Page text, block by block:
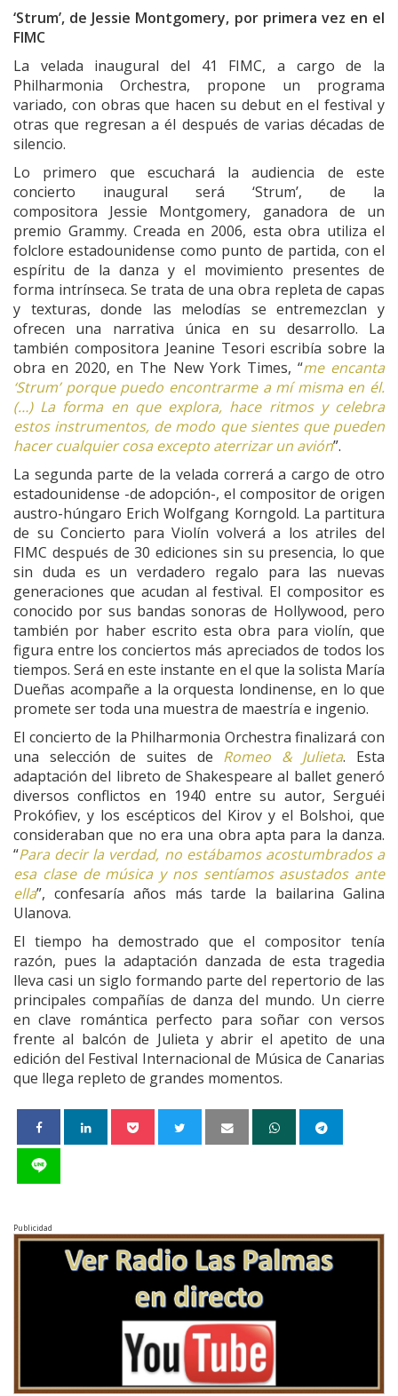
‘Strum’, de Jessie Montgomery, por primera vez en el
FIMC
La velada inaugural del 41 FIMC, a cargo de la
Philharmonia Orchestra, propone un programa
variado, con obras que hacen su debut en el festival y
otras que regresan a él después de varias décadas de
silencio.
Lo primero que escuchará la audiencia de este
concierto inaugural será ‘Strum’, de la
compositora Jessie Montgomery, ganadora de un
premio Grammy. Creada en 2006, esta obra utiliza el
folclore estadounidense como punto de partida, con el
espíritu de la danza y el movimiento presentes de
forma intrínseca. Se trata de una obra repleta de capas
y texturas, donde las melodías se entremezclan y
ofrecen una narrativa única en su desarrollo. La
también compositora Jeanine Tesori escribía sobre la
obra en 2020, en The New York Times, “me encanta
‘Strum’ porque puedo encontrarme a mí misma en él.
(…) La forma en que explora, hace ritmos y celebra
estos instrumentos, de modo que sientes que pueden
hacer cualquier cosa excepto aterrizar un avión”.
La segunda parte de la velada correrá a cargo de otro
estadounidense -de adopción-, el compositor de origen
austro-húngaro Erich Wolfgang Korngold. La partitura
de su Concierto para Violín volverá a los atriles del
FIMC después de 30 ediciones sin su presencia, lo que
sin duda es un verdadero regalo para las nuevas
generaciones que acudan al festival. El compositor es
conocido por sus bandas sonoras de Hollywood, pero
también por haber escrito esta obra para violín, que
figura entre los conciertos más apreciados de todos los
tiempos. Será en este instante en el que la solista María
Dueñas acompañe a la orquesta londinense, en lo que
promete ser toda una muestra de maestría e ingenio.
El concierto de la Philharmonia Orchestra finalizará con
una selección de suites de Romeo & Julieta. Esta
adaptación del libreto de Shakespeare al ballet generó
diversos conflictos en 1940 entre su autor, Serguéi
Prokófiev, y los escépticos del Kirov y el Bolshoi, que
consideraban que no era una obra apta para la danza.
“Para decir la verdad, no estábamos acostumbrados a
esa clase de música y nos sentíamos asustados ante
ella”, confesaría años más tarde la bailarina Galina
Ulanova.
El tiempo ha demostrado que el compositor tenía
razón, pues la adaptación danzada de esta tragedia
lleva casi un siglo formando parte del repertorio de las
principales compañías de danza del mundo. Un cierre
en clave romántica perfecto para soñar con versos
frente al balcón de Julieta y abrir el apetito de una
edición del Festival Internacional de Música de Canarias
que llega repleto de grandes momentos.
Publicidad